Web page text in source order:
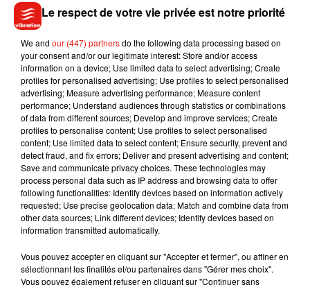
Julien Lieb s’essaye à la vie de chatelain
7 août 2026
Madonna sort enfin le remix de « Love
Sensation » avec Kylie Minogue
7 août 2026
Tayc et Didi B dévoilent le single le plus
dansant de l’année
Le respect de votre vie privée est notre priorité
We and our (447) partnersdo the following data processing based on
your consent and/or our legitimate interest: Store and/or access
information on a device; Use limited data to select advertising; Create
profiles for personalised advertising; Use profiles to select personalised
advertising; Measure advertising performance; Measure content
performance; Understand audiences through statistics or combinations
of data from different sources; Develop and improve services; Create
profiles to personalise content; Use profiles to select personalised
content; Use limited data to select content; Ensure security, prevent and
detect fraud, and fix errors; Deliver and present advertising and content;
Save and communicate privacy choices. These technologies may
process personal data such as IP address and browsing data to offer
following functionalities: Identify devices based on information actively
requested; Use precise geolocation data; Match and combine data from
other data sources; Link different devices; Identify devices based on
information transmitted automatically.
Vous pouvez accepter en cliquant sur "Accepter et fermer", ou affiner en
sélectionnant les finalités et/ou partenaires dans "Gérer mes choix".
Vous pouvez également refuser en cliquant sur "Continuer sans